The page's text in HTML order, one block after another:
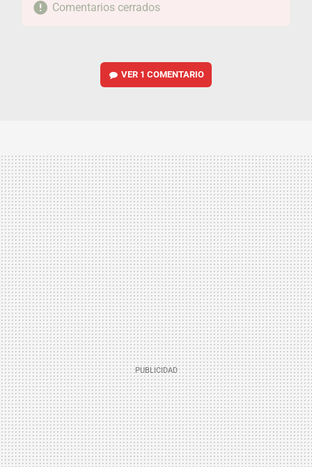
Comentarios cerrados
VER 1 COMENTARIO